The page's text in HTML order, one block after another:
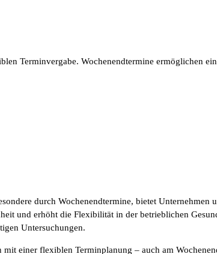
Terminvergabe. Wochenendtermine ermöglichen
durch Wochenendtermine, bietet Unternehmen
und erhöht die Flexibilität in der betrieblichen
Untersuchungen.
mit einer flexiblen Terminplanung – auch am